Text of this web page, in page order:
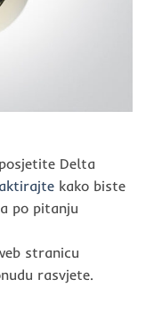
Delta
kako biste
po pitanju
stranicu
rasvjete.